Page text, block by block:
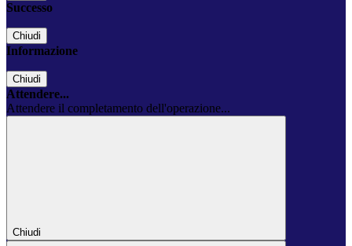
Successo
Chiudi
Informazione
Chiudi
Attendere...
Attendere il completamento dell'operazione...
Chiudi